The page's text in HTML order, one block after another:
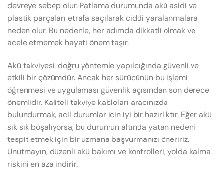
devreye sebep olur. Patlama durumunda akü asidi ve
plastik parçaları etrafa saçılarak ciddi yaralanmalara
neden olur. Bu nedenle, her adımda dikkatli olmak ve
acele etmemek hayati önem taşır.
Akü takviyesi, doğru yöntemle yapıldığında güvenli ve
etkili bir çözümdür. Ancak her sürücünün bu işlemi
öğrenmesi ve uygulaması güvenlik açısından son derece
önemlidir. Kaliteli takviye kabloları aracınızda
bulundurmak, acil durumlar için iyi bir hazırlıktır. Eğer akü
sık sık boşalıyorsa, bu durumun altında yatan nedeni
tespit etmek için bir uzmana başvurmanızı öneririz.
Unutmayın, düzenli akü bakımı ve kontrolleri, yolda kalma
riskini en aza indirir.